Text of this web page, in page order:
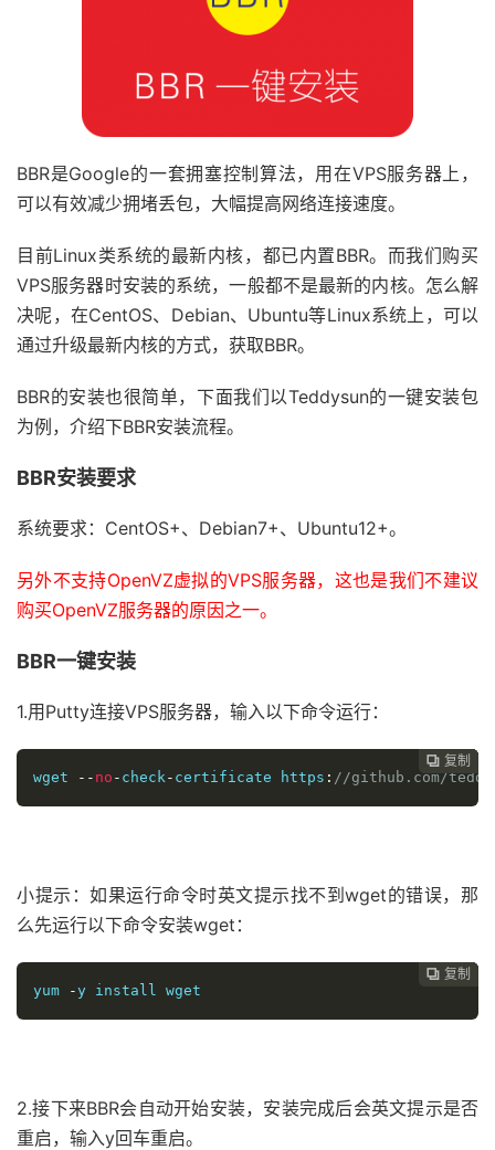
BBR是Google的一套拥塞控制算法，用在VPS服务器上，
可以有效减少拥堵丢包，大幅提高网络连接速度。
目前Linux类系统的最新内核，都已内置BBR。而我们购买
VPS服务器时安装的系统，一般都不是最新的内核。怎么解
决呢，在CentOS、Debian、Ubuntu等Linux系统上，可以
通过升级最新内核的方式，获取BBR。
BBR的安装也很简单，下面我们以Teddysun的一键安装包
为例，介绍下BBR安装流程。
BBR安装要求
系统要求：CentOS+、Debian7+、Ubuntu12+。
另外不支持OpenVZ虚拟的VPS服务器，这也是我们不建议
购买OpenVZ服务器的原因之一。
BBR一键安装
1.用Putty连接VPS服务器，输入以下命令运行：
 复制
 复制
 复制
 复制
 复制
 复制
wget
-- no - check - certificate https : //github.com/
小提示：如果运行命令时英文提示找不到wget的错误，那
么先运行以下命令安装wget：
 复制
 复制
 复制
 复制
 复制
yum
-y install wget
2.接下来BBR会自动开始安装，安装完成后会英文提示是否
重启，输入y回车重启。